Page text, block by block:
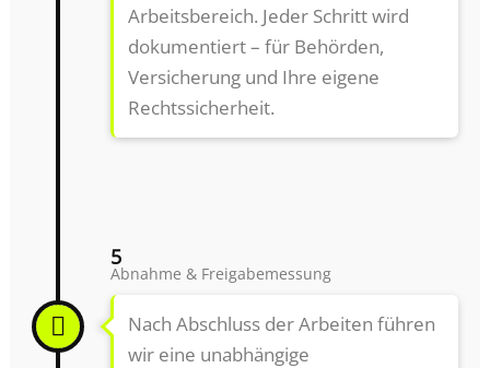
Arbeitsbereich. Jeder Schritt wird
dokumentiert – für Behörden,
Versicherung und Ihre eigene
Rechtssicherheit.
5
Abnahme & Freigabemessung
Nach Abschluss der Arbeiten führen
wir eine unabhängige